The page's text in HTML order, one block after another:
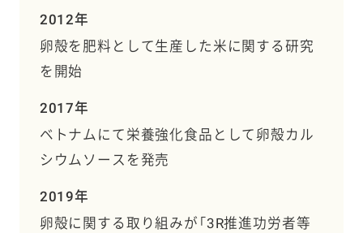
2012年
卵殻を肥料として生産した米に関する研究
を開始
2017年
ベトナムにて栄養強化食品として卵殻カル
シウムソースを発売
2019年
卵殻に関する取り組みが「3R推進功労者等